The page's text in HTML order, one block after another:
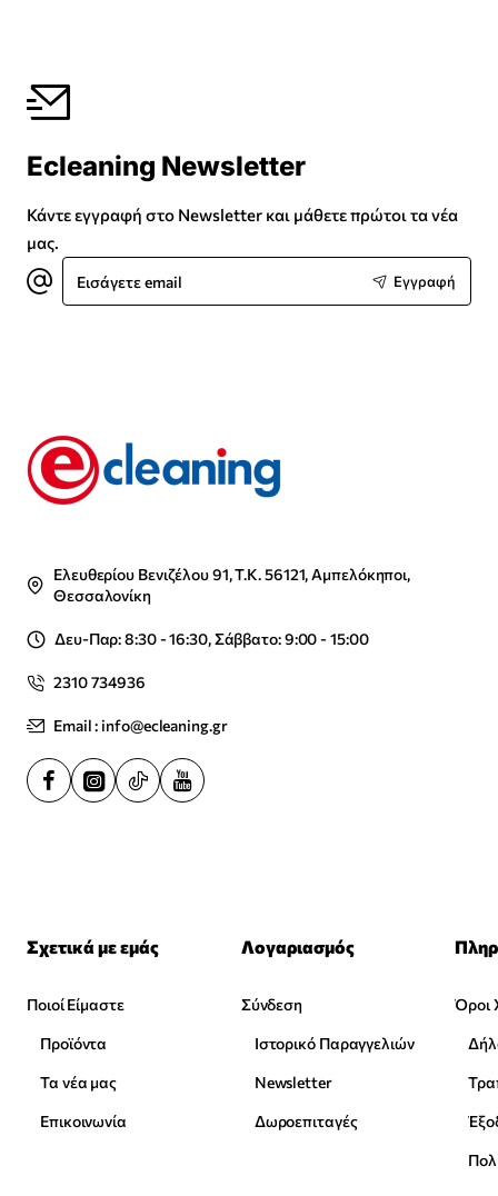
Ecleaning Newsletter
Κάντε εγγραφή στο Newsletter και μάθετε πρώτοι τα νέα
μας.
Εισάγετε
email
Εγγραφή
Ελευθερίου Βενιζέλου 91, Τ.Κ. 56121, Αμπελόκηποι,
Θεσσαλονίκη
Δευ-Παρ: 8:30 - 16:30, Σάββατο: 9:00 - 15:00
2310 734936
Email : info@ecleaning.gr
Σχετικά με εμάς
Ποιοί Είμαστε
Προϊόντα
Τα νέα μας
Επικοινωνία
Λογαριασμός
Σύνδεση
Ιστορικό Παραγγελιών
Newsletter
Δωροεπιταγές
Όροι